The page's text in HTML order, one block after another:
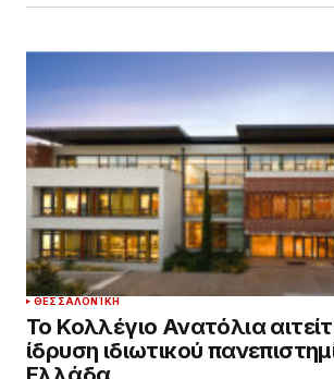
ΘΕΣΣΑΛΟΝΊΚΗ
Το Κολλέγιο Ανατόλια
ίδρυση ιδιωτικού